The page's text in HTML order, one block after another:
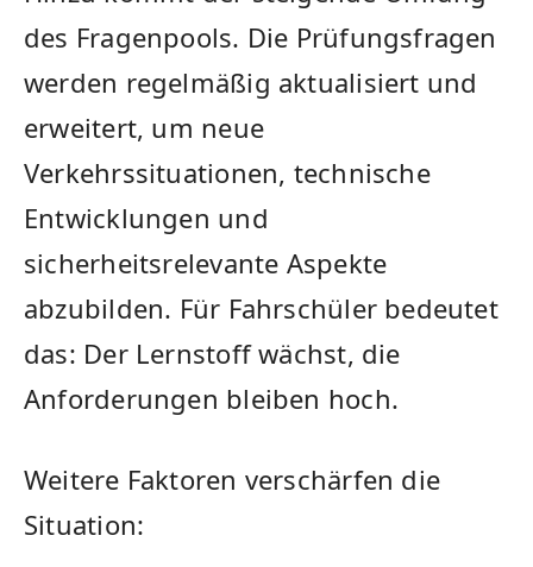
des Fragenpools. Die Prüfungsfragen
werden regelmäßig aktualisiert und
erweitert, um neue
Verkehrssituationen, technische
Entwicklungen und
sicherheitsrelevante Aspekte
abzubilden. Für Fahrschüler bedeutet
das: Der Lernstoff wächst, die
Anforderungen bleiben hoch.
Weitere Faktoren verschärfen die
Situation: